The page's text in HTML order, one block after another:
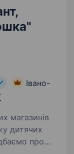
Івано-
дитячих
про